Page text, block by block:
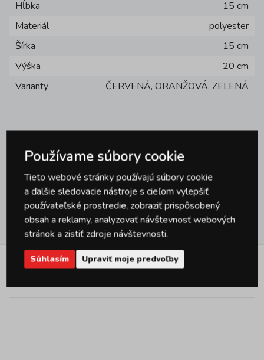
Hĺbka
15 cm
Materiál
polyester
Šírka
15 cm
Výška
20 cm
Varianty
ČERVENÁ, ORANŽOVÁ, ZELENÁ
Otázky
Hodnotenie 0
Používame súbory cookie
Tieto webové stránky používajú súbory cookie
a ďalšie sledovacie nástroje s cieľom vylepšiť
používateľské prostredie, zobraziť prispôsobený
obsah a reklamy, analyzovať návštevnosť webových
stránok a zistiť zdroje návštevnosti.
Súhlasím Upraviť moje predvoľby